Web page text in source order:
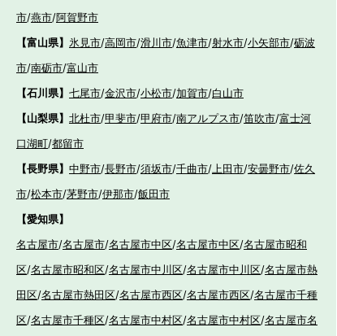
市/燕市/阿賀野市
【富山県】 氷見市/高岡市/滑川市/魚津市/射水市/小矢部市/砺波
市/南砺市/富山市
【石川県】 七尾市/金沢市/小松市/加賀市/白山市
【山梨県】 北杜市/甲斐市/甲府市/南アルプス市/笛吹市/富士河
口湖町/都留市
【長野県】 中野市/長野市/須坂市/千曲市/ 上田市/安曇野市/佐久
市/松本市/茅野市/伊那市/飯田市
【愛知県】
名古屋市/名古屋市/名古屋市中区/名古屋市中区/名古屋市昭和
区/名古屋市昭和区/名古屋市中川区/名古屋市中川区/名古屋市熱
田区/名古屋市熱田区/名古屋市西区/名古屋市西区/名古屋市千種
区/名古屋市千種区/名古屋市中村区/名古屋市中村区/名古屋市名